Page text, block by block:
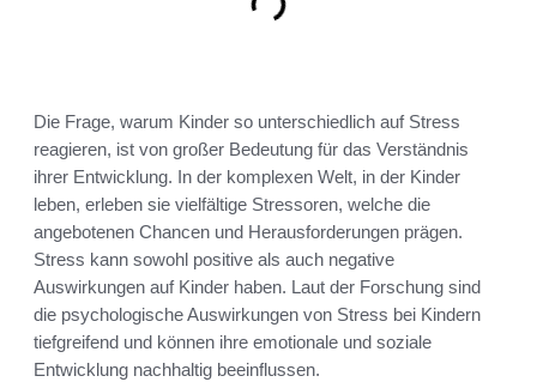
Die Frage, warum Kinder so unterschiedlich auf Stress
reagieren, ist von großer Bedeutung für das Verständnis
ihrer Entwicklung. In der komplexen Welt, in der Kinder
leben, erleben sie vielfältige Stressoren, welche die
angebotenen Chancen und Herausforderungen prägen.
Stress kann sowohl positive als auch negative
Auswirkungen auf Kinder haben. Laut der Forschung sind
die psychologische Auswirkungen von Stress bei Kindern
tiefgreifend und können ihre emotionale und soziale
Entwicklung nachhaltig beeinflussen.